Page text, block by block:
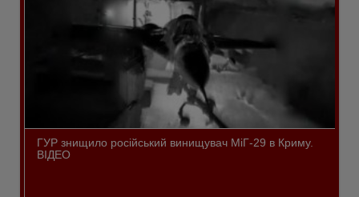
ГУР знищило російський винищувач МіГ-29 в Криму.
ВІДЕО